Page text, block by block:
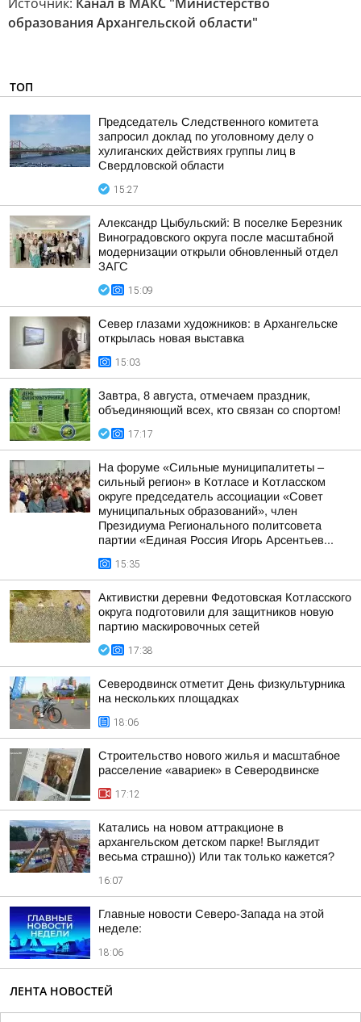
образования Архангельской области"
ТОП
Председатель Следственного комитета
запросил доклад по уголовному делу о
хулиганских действиях группы лиц в
Свердловской области
15:27
Александр Цыбульский: В поселке Березник
Виноградовского округа после масштабной
модернизации открыли обновленный отдел
ЗАГС
15:09
Север глазами художников: в Архангельске
открылась новая выставка
15:03
Завтра, 8 августа, отмечаем праздник,
объединяющий всех, кто связан со спортом!
17:17
На форуме «Сильные муниципалитеты –
сильный регион» в Котласе и Котласском
округе председатель ассоциации «Совет
муниципальных образований», член
Президиума Регионального политсовета
партии «Единая Россия Игорь Арсентьев...
15:35
Активистки деревни Федотовская Котласского
округа подготовили для защитников новую
партию маскировочных сетей
17:38
Северодвинск отметит День физкультурника
на нескольких площадках
18:06
Строительство нового жилья и масштабное
расселение «авариек» в Северодвинске
17:12
Катались на новом аттракционе в
архангельском детском парке! Выглядит
весьма страшно)) Или так только кажется?
16:07
Главные новости Северо-Запада на этой
неделе:
18:06
ЛЕНТА НОВОСТЕЙ